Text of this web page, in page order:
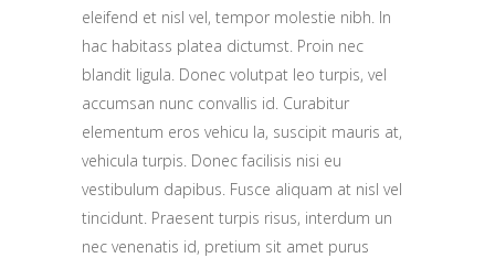
eleifend et nisl vel, tempor molestie nibh. In
hac habitass platea dictumst. Proin nec
blandit ligula. Donec volutpat leo turpis, vel
accumsan nunc convallis id. Curabitur
elementum eros vehicu la, suscipit mauris at,
vehicula turpis. Donec facilisis nisi eu
vestibulum dapibus. Fusce aliquam at nisl vel
tincidunt. Praesent turpis risus, interdum un
nec venenatis id, pretium sit amet purus